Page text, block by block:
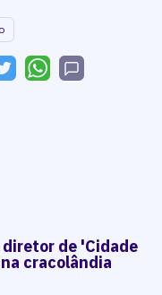
de 'Cidade
cracolândia